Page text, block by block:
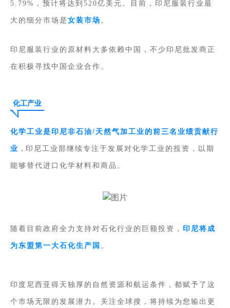
5.79%，预计将达到520亿美元。目前，印尼服装行业最
大的细分市场是 女装市场 。
印尼服装行业的原材料大多依赖中国，不少印尼批发商正
在积极寻找中国企业合作。
化工产业
化学工业是印尼非石油/天然气加工业的前三名业绩贡献行
业 ， 印尼工业部继续专注于发展对化学工业的投资，以期
能够替代进口化学材料和商品。
随着目前政府全力支持对石化行业的巨额投资， 印尼将成
为东盟第一大石化生产国 。
印度尼西亚得天独厚的自然资源和航运条件，都赋予了这
个市场无限的发展潜力。关注全球搜，将持续为您输出更